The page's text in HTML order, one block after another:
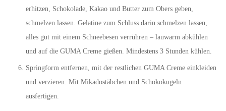
erhitzen, Schokolade, Kakao und Butter zum Obers geben,
schmelzen lassen. Gelatine zum Schluss darin schmelzen lassen,
alles gut mit einem Schneebesen verrühren – lauwarm abkühlen
und auf die GUMA Creme gießen. Mindestens 3 Stunden kühlen.
Springform entfernen, mit der restlichen GUMA Creme einkleiden
und verzieren. Mit Mikadostäbchen und Schokokugeln
ausfertigen.